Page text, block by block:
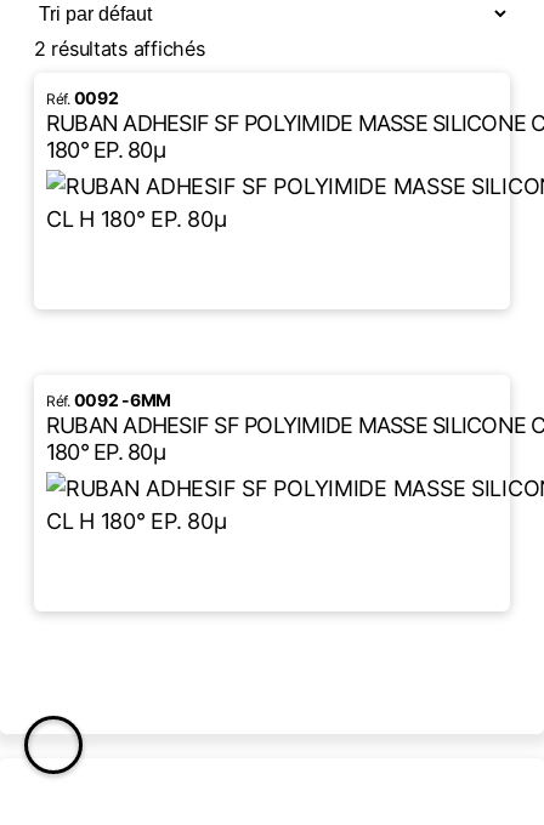
2 résultats affichés
RUBAN ADHESIF SF POLYIMIDE MASSE SILICONE
180° EP. 80µ
0092
RUBAN ADHESIF SF POLYIMIDE MASSE SILICONE
180° EP. 80µ
0092 -6MM